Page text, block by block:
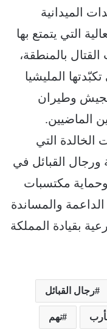
الميدانية
التي يتمتع بها
بالمنطقة،
المليشيا
الجيش وطيران
الماضيين.
الخالدة التي
القبائل في
وحماية مكتسبات
الداعمة والمساندة
بقيادة المملكة
رجال القبائل
نهم